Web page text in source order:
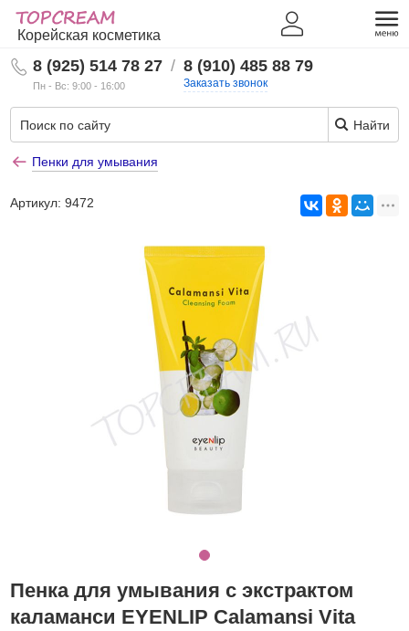
Корейская косметика
8 (925) 514 78 27
Пн - Вс: 9:00 - 16:00
/ 8 (910) 485 88 79
Заказать звонок
Найти
Пенки для умывания
Артикул:9472
Пенка для умывания с экстрактом
каламанси EYENLIP Calamansi Vita